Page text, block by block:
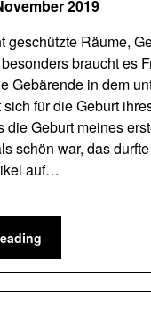
2019
geschützte Räume,
braucht es
Gebärende in dem
für die Geburt
die Geburt meines
schön war, das
auf…